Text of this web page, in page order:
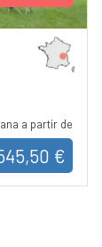
a partir de
€